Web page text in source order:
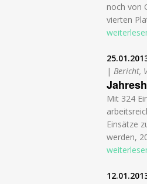
noch von
vierten
| Bericht,
Mit 324
Einsätze
werden,